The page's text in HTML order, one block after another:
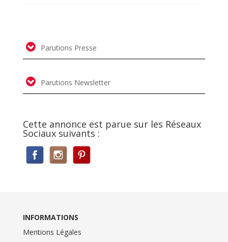
Parutions Presse
Parutions Newsletter
Cette annonce est parue sur les Réseaux
Sociaux suivants :
INFORMATIONS
Mentions Légales